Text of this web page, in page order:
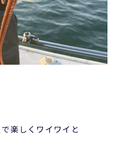
楽しくワイワイと